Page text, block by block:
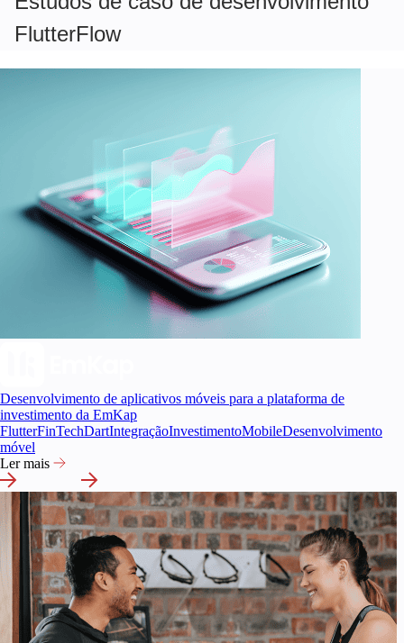
FlutterFlow
Desenvolvimento de aplicativos móveis para a plataforma de
investimento da EmKap
FlutterFinTechDartIntegraçãoInvestimentoMobileDesenvolvimento
móvel
Ler mais